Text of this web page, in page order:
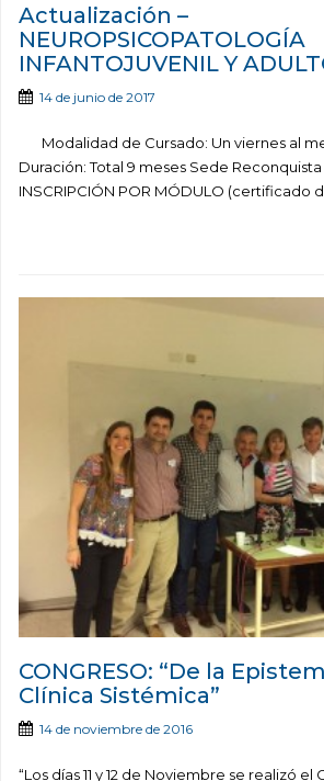
Actualización –
NEUROPSICOPATOLOGÍA
INFANTOJUVENIL Y
14 de junio de 2017
Modalidad de Cursado: Un viernes al
Duración: Total 9 meses Sede Reconquista
INSCRIPCIÓN POR MÓDULO (certificado
CONGRESO: “De la
Clínica Sistémica”
14 de noviembre de 2016
“Los días 11 y 12 de Noviembre se realizó el